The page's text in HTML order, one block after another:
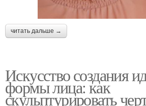
читать дальше →
Искусство создания
формы лица: как
скульптурировать